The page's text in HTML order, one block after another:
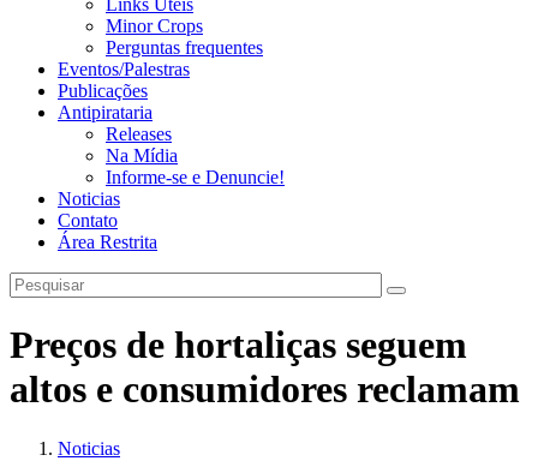
Links Úteis
Minor Crops
Perguntas frequentes
Eventos/Palestras
Publicações
Antipirataria
Releases
Na Mídia
Informe-se e Denuncie!
Noticias
Contato
Área Restrita
Preços de hortaliças seguem
altos e consumidores reclamam
Noticias